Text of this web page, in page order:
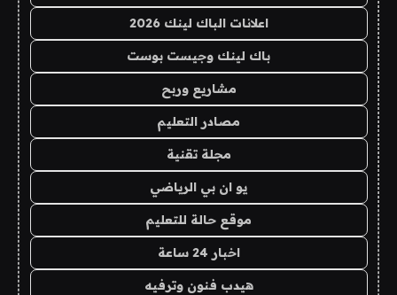
اعلانات الباك لينك 2026
باك لينك وجيست بوست
مشاريع وربح
مصادر التعليم
مجلة تقنية
يو ان بي الرياضي
موقع حالة للتعليم
اخبار 24 ساعة
هيدب فنون وترفيه